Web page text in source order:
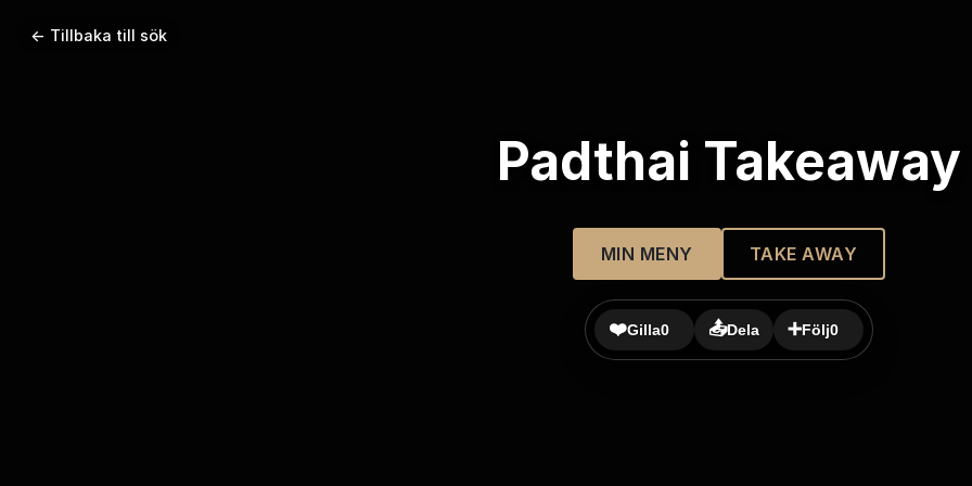
← Tillbaka till sök
Padthai Takeaway
MIN MENY TAKE AWAY
❤️Gilla0 📤Dela ➕Följ0